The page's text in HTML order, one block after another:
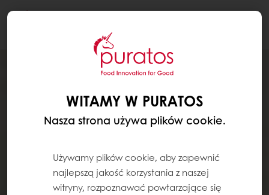
WITAMY W PURATOS
Nasza strona używa plików cookie.
Używamy plików cookie, aby zapewnić
najlepszą jakość korzystania z naszej
witryny, rozpoznawać powtarzające się